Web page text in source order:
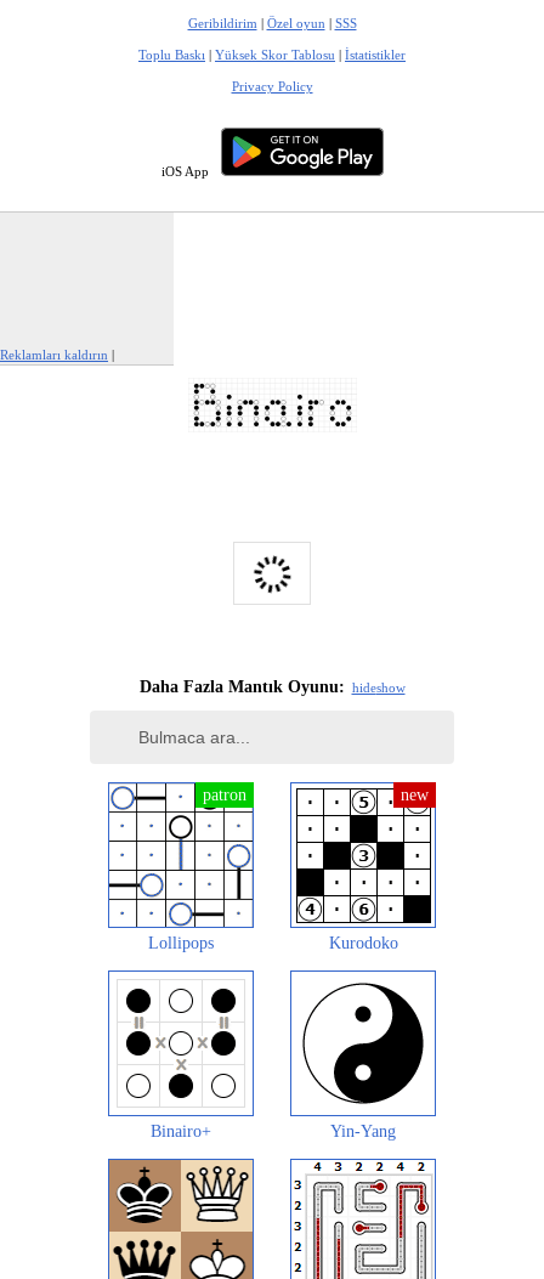
Geribildirim | Özel oyun | SSS
Toplu Baskı | Yüksek Skor Tablosu | İstatistikler
Privacy Policy
iOS App
Reklamları kaldırın |
Daha Fazla Mantık Oyunu: hideshow
Lollipops Kurodoko
Binairo+ Yin-Yang